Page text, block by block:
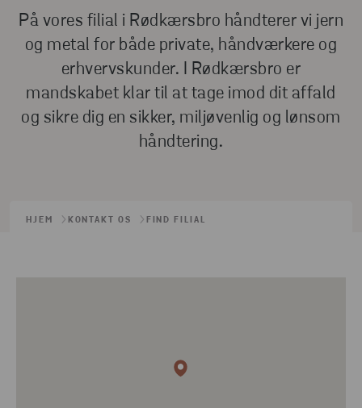
På vores filial i Rødkærsbro håndterer vi jern
og metal for både private, håndværkere og
erhvervskunder. I Rødkærsbro er
mandskabet klar til at tage imod dit affald
og sikre dig en sikker, miljøvenlig og lønsom
håndtering.
HJEM KONTAKT OS FIND FILIAL